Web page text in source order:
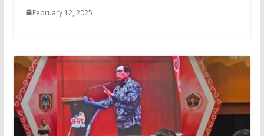
February 12, 2025